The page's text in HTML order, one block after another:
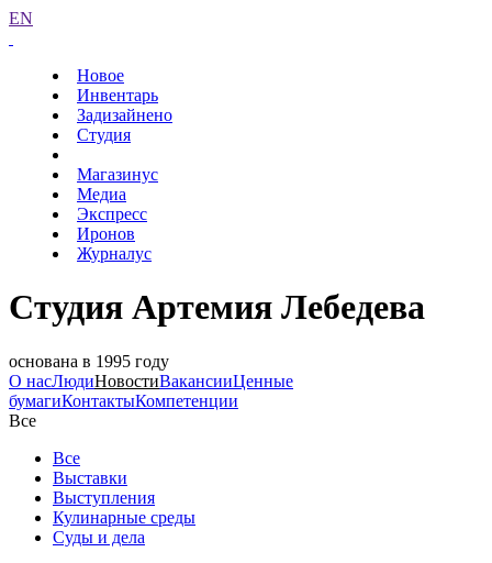
EN
Новое
Инвентарь
Задизайнено
Студия
Магазинус
Медиа
Экспресс
Иронов
Журналус
Студия Артемия Лебедева
основана в 1995 году
О насЛюдиНовостиВакансииЦенные
бумагиКонтактыКомпетенции
Все
Все
Выставки
Выступления
Кулинарные среды
Суды и дела